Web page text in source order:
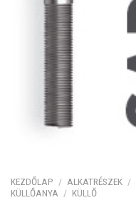
KEZDŐLAP / ALKATRÉSZEK /
KÜLLŐANYA / KÜLLŐ